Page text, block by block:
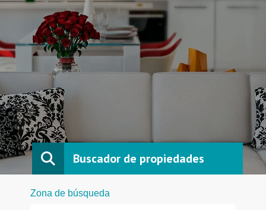
Buscador de propiedades
Zona de búsqueda